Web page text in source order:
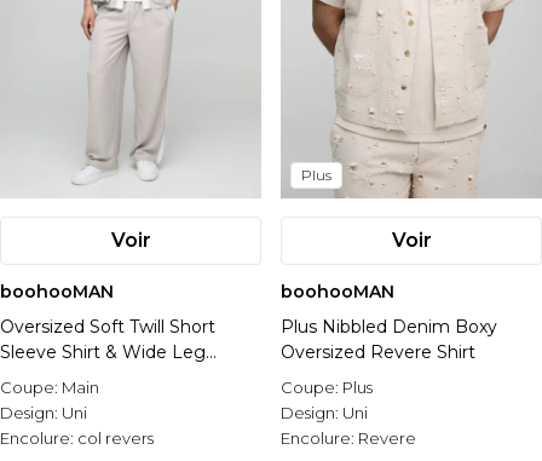
Voir
boohooMAN
Oversized Soft Twill Short
Sleeve Shirt & Wide Leg
Trouser Set
Coupe: Main
Design: Uni
Encolure: col revers
Plus
Voir
boohooMAN
Plus Nibbled Denim Boxy
Oversized Revere Shirt
Coupe: Plus
Design: Uni
Encolure: Revere